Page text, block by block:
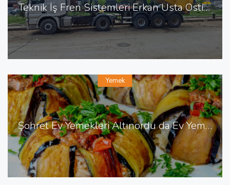
Teknik İş Fren Sistemleri Erkan Usta Ostim de Fren Tamiri
Şöhret Ev Yemekleri Altınordu da Ev Yemekleri
Yemek